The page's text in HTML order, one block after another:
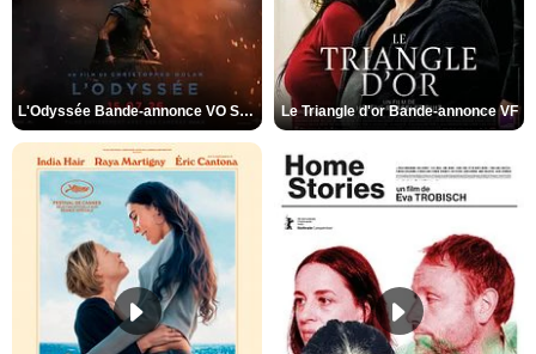
L'Odyssée Bande-annonce VO STFR Le Triangle d'or Bande-annonce VF